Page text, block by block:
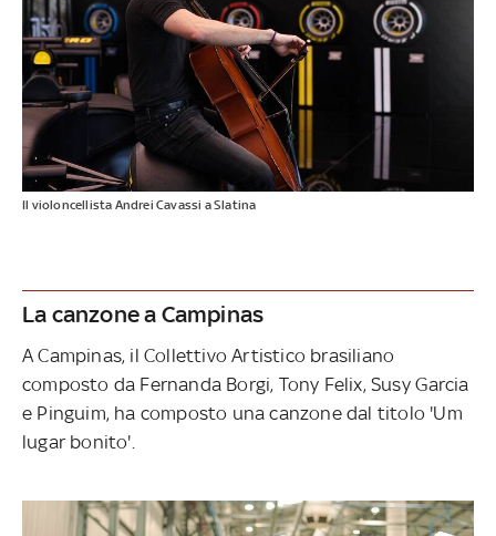
Il violoncellista Andrei Cavassi a Slatina
La canzone a Campinas
A Campinas, il Collettivo Artistico brasiliano
composto da Fernanda Borgi, Tony Felix, Susy Garcia
e Pinguim, ha composto una canzone dal titolo 'Um
lugar bonito'.